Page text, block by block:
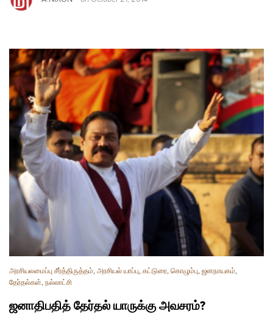
அரசியலமைப்பு சீர்த்திருத்தம், அரசியல் யாப்பு, கட்டுரை, கொழும்பு, ஜனநாயகம்,
தேர்தல்கள், நல்லாட்சி
ஜனாதிபதித் தேர்தல் யாருக்கு அவசரம்?